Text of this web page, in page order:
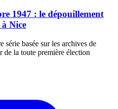
1947 : le dépouillement
Nice
série basée sur les archives de
la toute première élection